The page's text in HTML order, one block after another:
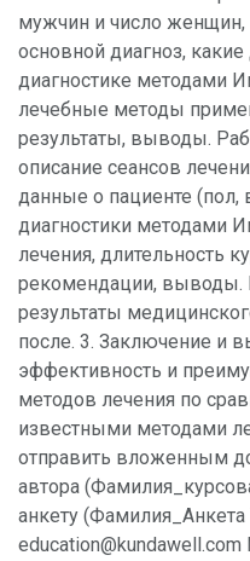
мужчин и число женщин,
основной диагноз,
диагностике методами
лечебные методы
результаты, выводы.
описание сеансов
данные о пациенте (пол,
диагностики
лечения, длительность
рекомендации, выводы.
результаты
после. 3. Заключение и
эффективность и
методов лечения по
известными методами
отправить вложенным
автора
анкету (Фамилия_Анкета